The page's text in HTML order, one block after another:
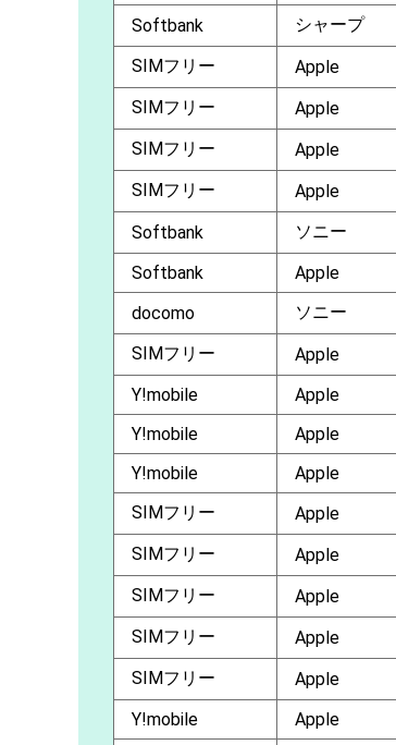
Softbank
シャープ
SIMフリー
Apple
SIMフリー
Apple
SIMフリー
Apple
SIMフリー
Apple
Softbank
ソニー
Softbank
Apple
docomo
ソニー
SIMフリー
Apple
Y!mobile
Apple
Y!mobile
Apple
Y!mobile
Apple
SIMフリー
Apple
SIMフリー
Apple
SIMフリー
Apple
SIMフリー
Apple
SIMフリー
Apple
Y!mobile
Apple